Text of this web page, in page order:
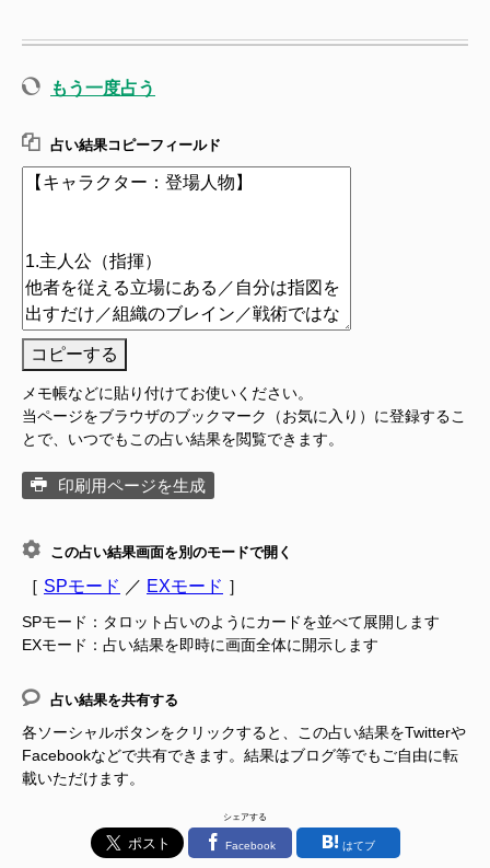
もう一度占う
占い結果コピーフィールド
コピーする
メモ帳などに貼り付けてお使いください。
当ページをブラウザのブックマーク（お気に入り）に登録するこ
とで、いつでもこの占い結果を閲覧できます。
印刷用ページを生成
この占い結果画面を別のモードで開く
［ SPモード ／ EXモード ］
SPモード：タロット占いのようにカードを並べて展開します
EXモード：占い結果を即時に画面全体に開示します
占い結果を共有する
各ソーシャルボタンをクリックすると、この占い結果をTwitterや
Facebookなどで共有できます。結果はブログ等でもご自由に転
載いただけます。
シェアする
Facebook はてブ